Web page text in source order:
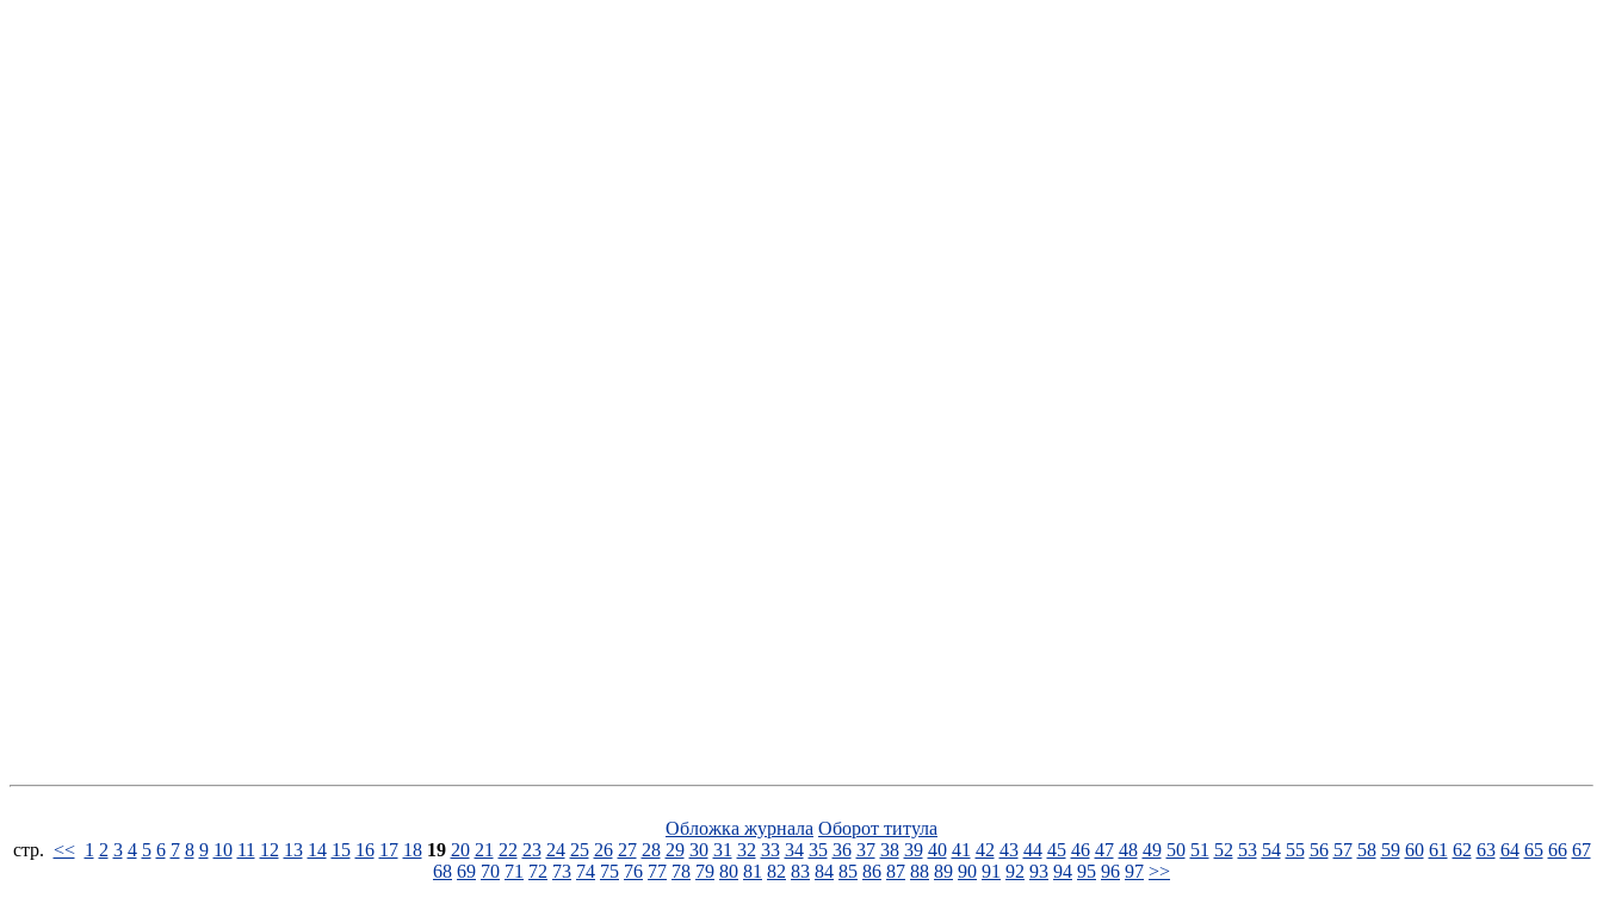
Обложка журнала Оборот титула
стp. << 1 2 3 4 5 6 7 8 9 10 11 12 13 14 15 16 17 18 19 20 21 22 23 24 25 26 27 28 29 30 31 32 33 34 35 36 37 38 39 40 41 42 43 44 45 46 47 48 49 50 51 52 53 54 55 56 57 58 59 60 61 62 63 64 65 66 67
68 69 70 71 72 73 74 75 76 77 78 79 80 81 82 83 84 85 86 87 88 89 90 91 92 93 94 95 96 97 >>